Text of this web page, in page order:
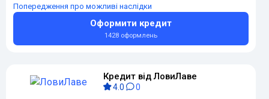
Попередження про можливі наслідки
Оформити кредит
1428 оформлень
Кредит від ЛовиЛаве
4.0 0